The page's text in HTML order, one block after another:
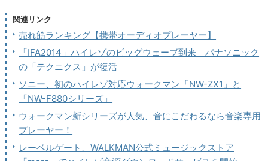
関連リンク
売れ筋ランキング【携帯オーディオプレーヤー】
「IFA2014」ハイレゾのビッグウェーブ到来 パナソニック
の「テクニクス」が復活
ソニー、初のハイレゾ対応ウォークマン「NW-ZX1」と
「NW-F880シリーズ」
ウォークマン新シリーズが人気、音にこだわるなら音楽専用
プレーヤー！
レーベルゲート、WALKMAN公式ミュージックストア